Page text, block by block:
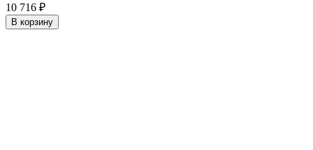
10 716 ₽
В корзину